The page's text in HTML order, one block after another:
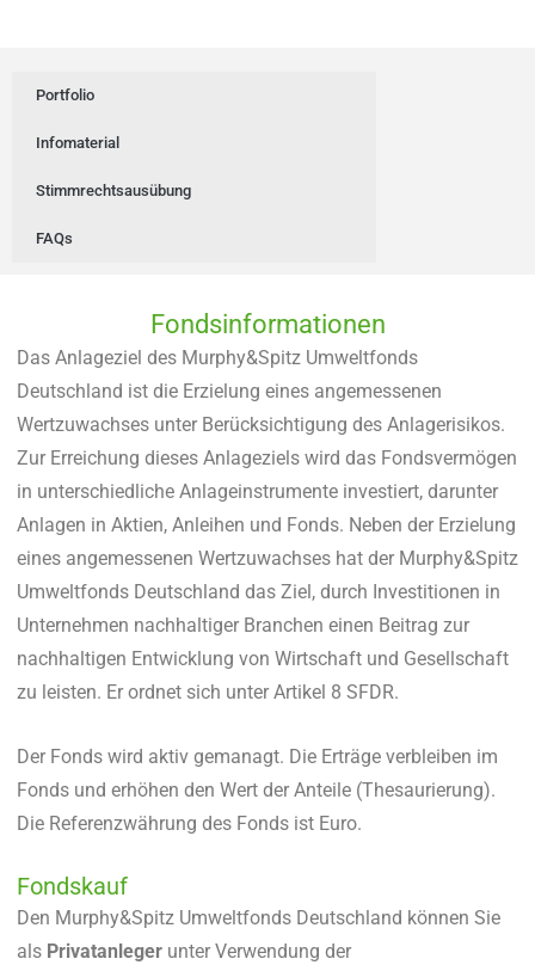
Portfolio
Infomaterial
Stimmrechtsausübung
FAQs
Fondsinformationen
Das Anlageziel des Murphy&Spitz Umweltfonds
Deutschland ist die Erzielung eines angemessenen
Wertzuwachses unter Berücksichtigung des Anlagerisikos.
Zur Erreichung dieses Anlageziels wird das Fondsvermögen
in unterschiedliche Anlageinstrumente investiert, darunter
Anlagen in Aktien, Anleihen und Fonds. Neben der Erzielung
eines angemessenen Wertzuwachses hat der Murphy&Spitz
Umweltfonds Deutschland das Ziel, durch Investitionen in
Unternehmen nachhaltiger Branchen einen Beitrag zur
nachhaltigen Entwicklung von Wirtschaft und Gesellschaft
zu leisten. Er ordnet sich unter Artikel 8 SFDR.
Der Fonds wird aktiv gemanagt. Die Erträge verbleiben im
Fonds und erhöhen den Wert der Anteile (Thesaurierung).
Die Referenzwährung des Fonds ist Euro.
Fondskauf
Den Murphy&Spitz Umweltfonds Deutschland können Sie
als Privatanleger unter Verwendung der